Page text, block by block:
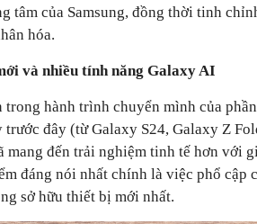
tâm của Samsung, đồng thời tinh
hóa.
và nhiều tính năng Galaxy AI
hành trình chuyển mình của
đây (từ Galaxy S24, Galaxy Z
mang đến trải nghiệm tinh tế hơn với
đáng nói nhất chính là việc phổ cập
sở hữu thiết bị mới nhất.